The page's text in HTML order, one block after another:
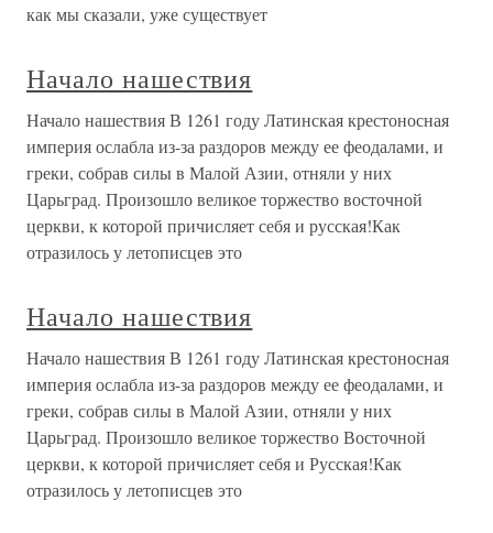
как мы сказали, уже существует
Начало нашествия
Начало нашествия В 1261 году Латинская крестоносная
империя ослабла из-за раздоров между ее феодалами, и
греки, собрав силы в Малой Азии, отняли у них
Царьград. Произошло великое торжество восточной
церкви, к которой причисляет себя и русская!Как
отразилось у летописцев это
Начало нашествия
Начало нашествия В 1261 году Латинская крестоносная
империя ослабла из-за раздоров между ее феодалами, и
греки, собрав силы в Малой Азии, отняли у них
Царьград. Произошло великое торжество Восточной
церкви, к которой причисляет себя и Русская!Как
отразилось у летописцев это